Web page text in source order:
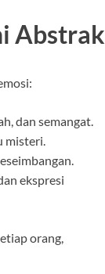
Abstrak
dan semangat.
misteri.
ekspresi
orang,